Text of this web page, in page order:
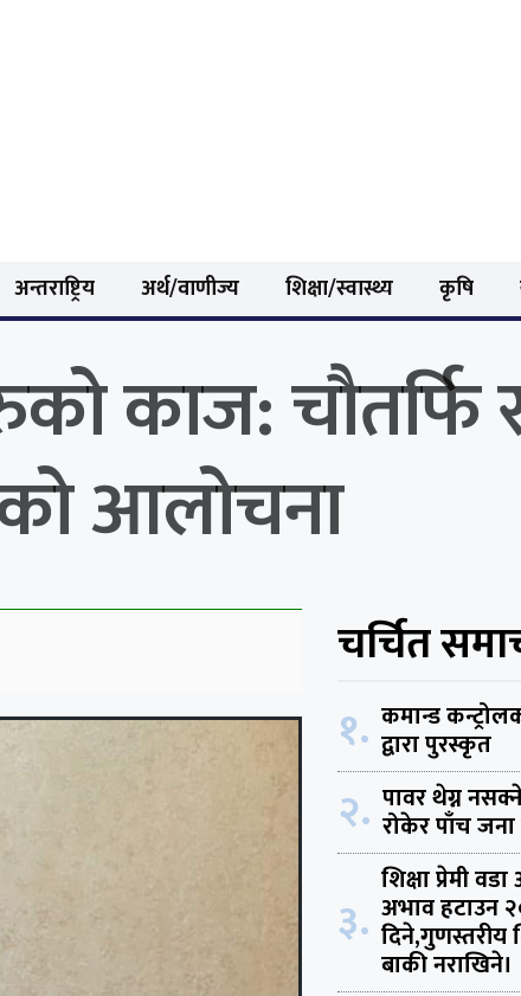
अन्तराष्ट्रिय अर्थ/वाणीज्य शिक्षा/स्वास्थ्य कृषि
काज: चौतर्फि
आलोचना
चर्चित
१. कमान्ड
द्वारा पुरस्कृत
२. पावर थेग्न
रोकेर पाँच
३.
शिक्षा प्रेमी
अभाव हटाउन
दिने,गुणस्तरीय
बाकी नराखिने।